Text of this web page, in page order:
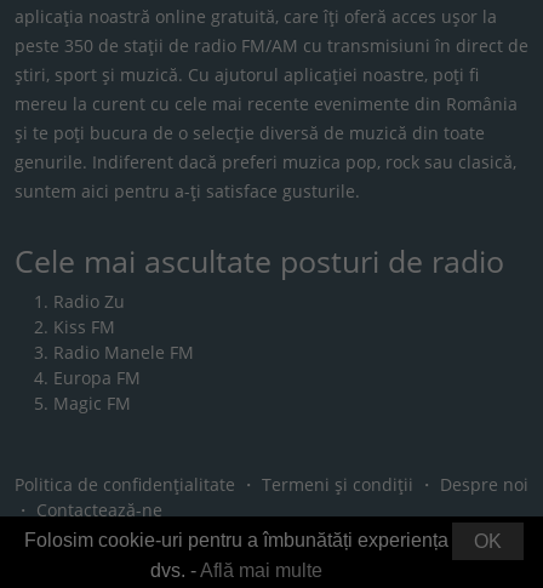
aplicația noastră online gratuită, care îți oferă acces ușor la
peste 350 de stații de radio FM/AM cu transmisiuni în direct de
știri, sport și muzică. Cu ajutorul aplicației noastre, poți fi
mereu la curent cu cele mai recente evenimente din România
și te poți bucura de o selecție diversă de muzică din toate
genurile. Indiferent dacă preferi muzica pop, rock sau clasică,
suntem aici pentru a-ți satisface gusturile.
Cele mai ascultate posturi de radio
Radio Zu
Kiss FM
Radio Manele FM
Europa FM
Magic FM
Politica de confidențialitate ・ Termeni și condiții ・ Despre noi
・ Contactează-ne
OK
Folosim cookie-uri pentru a îmbunătăți experiența
dvs. -Află mai multe